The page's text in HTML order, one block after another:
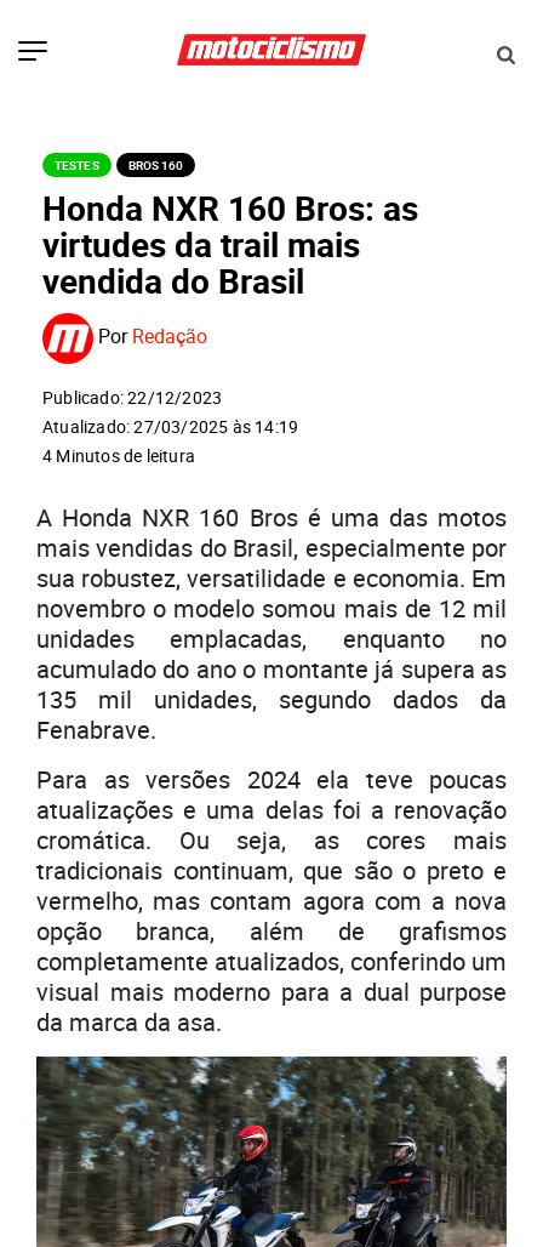
TESTES BROS 160
Honda NXR 160 Bros: as
virtudes da trail mais
vendida do Brasil
PorRedação
Publicado: 22/12/2023
Atualizado: 27/03/2025 às 14:19
4 Minutos de leitura
A Honda NXR 160 Bros é uma das motos
mais vendidas do Brasil, especialmente por
sua robustez, versatilidade e economia. Em
novembro o modelo somou mais de 12 mil
unidades emplacadas, enquanto no
acumulado do ano o montante já supera as
135 mil unidades, segundo dados da
Fenabrave.
Para as versões 2024 ela teve poucas
atualizações e uma delas foi a renovação
cromática. Ou seja, as cores mais
tradicionais continuam, que são o preto e
vermelho, mas contam agora com a nova
opção branca, além de grafismos
completamente atualizados, conferindo um
visual mais moderno para a dual purpose
da marca da asa.